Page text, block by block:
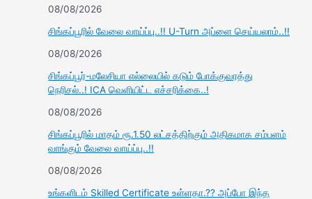
08/08/2026
சிங்கப்பூரில் வேலை வாய்ப்பு..!! U-Turn அப்ளை செய்யலாம்..!!
08/08/2026
சிங்கப்பூர்-மலேசியா எல்லையில் கடும் போக்குவரத்து
நெரிசல்..! ICA வெளியிட்ட எச்சரிக்கை..!
08/08/2026
சிங்கப்பூரில் மாதம் ரூ.1.50 லட்சத்திற்கும் அதிகமாக சம்பளம்
வாங்கும் வேலை வாய்ப்பு..!!
08/08/2026
உங்களிடம் Skilled Certificate உள்ளதா.?? அப்போ இந்த